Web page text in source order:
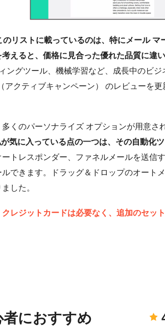
リストに載っているのは、特にメール マ
えると、価格に見合った優れた品質に違い
ングツール、機械学習など、成長中のビジ
クティブキャンペーン） のレビューを更
くのパーソナライズ オプションが用意さ
気に入っている点の一つは、その自動化
トレスポンダー、ファネルメールを送信
できます。ドラッグ＆ドロップのオート
した。
レジットカードは必要なく、追加のセッ
におすすめ